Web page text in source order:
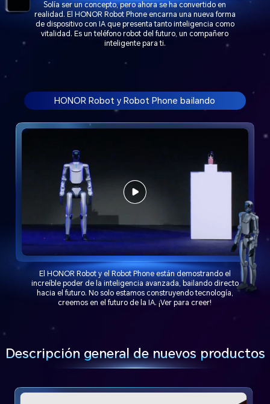
Solía ser un concepto, pero ahora se ha convertido en
realidad. El HONOR Robot Phone encarna una nueva forma
de dispositivo con IA que presenta tanto inteligencia como
vitalidad. Es un teléfono robot del futuro, un compañero
inteligente para ti.
HONOR Robot y Robot Phone bailando
El HONOR Robot y el Robot Phone están demostrando el
increíble poder de la inteligencia avanzada, bailando directo
hacia el futuro. No solo estamos construyendo tecnología,
creemos en el futuro de la IA. ¡Ver para creer!
Descripción general de nuevos productos